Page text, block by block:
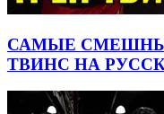
САМЫЕ
ТВИНС НА